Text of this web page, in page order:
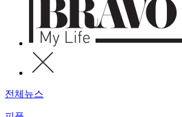
전체뉴스